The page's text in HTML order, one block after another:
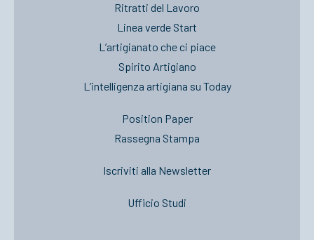
Ritratti del Lavoro
Linea verde Start
L’artigianato che ci piace
Spirito Artigiano
L’intelligenza artigiana su Today
Position Paper
Rassegna Stampa
Iscriviti alla Newsletter
Ufficio Studi